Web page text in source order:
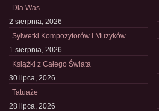
Dla Was
2 sierpnia, 2026
Sylwetki Kompozytorów i Muzyków
1 sierpnia, 2026
Książki z Całego Świata
30 lipca, 2026
Tatuaże
28 lipca, 2026